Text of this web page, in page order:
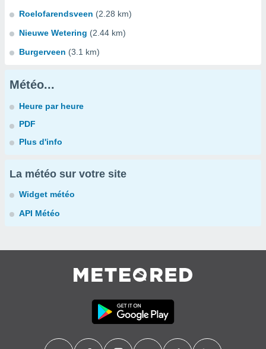
Roelofarendsveen (2.28 km)
Nieuwe Wetering (2.44 km)
Burgerveen (3.1 km)
Météo...
Heure par heure
PDF
Plus d'info
La météo sur votre site
Widget météo
API Météo